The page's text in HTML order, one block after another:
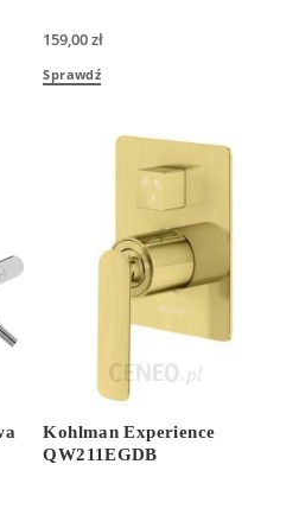
159,00zł
Sprawdź
Kohlman Experience
QW211EGDB